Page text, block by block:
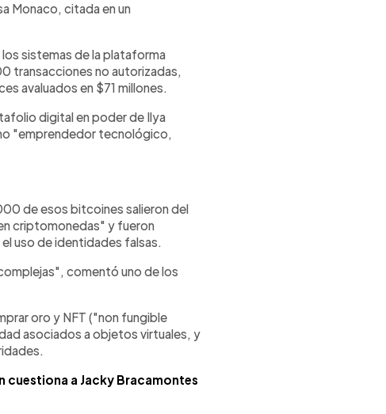
Monaco, citada en un
sistemas de la plataforma
transacciones no autorizadas,
avaluados en $71 millones.
digital en poder de Ilya
"emprendedor tecnológico,
de esos bitcoines salieron del
criptomonedas" y fueron
uso de identidades falsas.
comentó uno de los
oro y NFT ("non fungible
asociados a objetos virtuales, y
cuestiona a Jacky Bracamontes